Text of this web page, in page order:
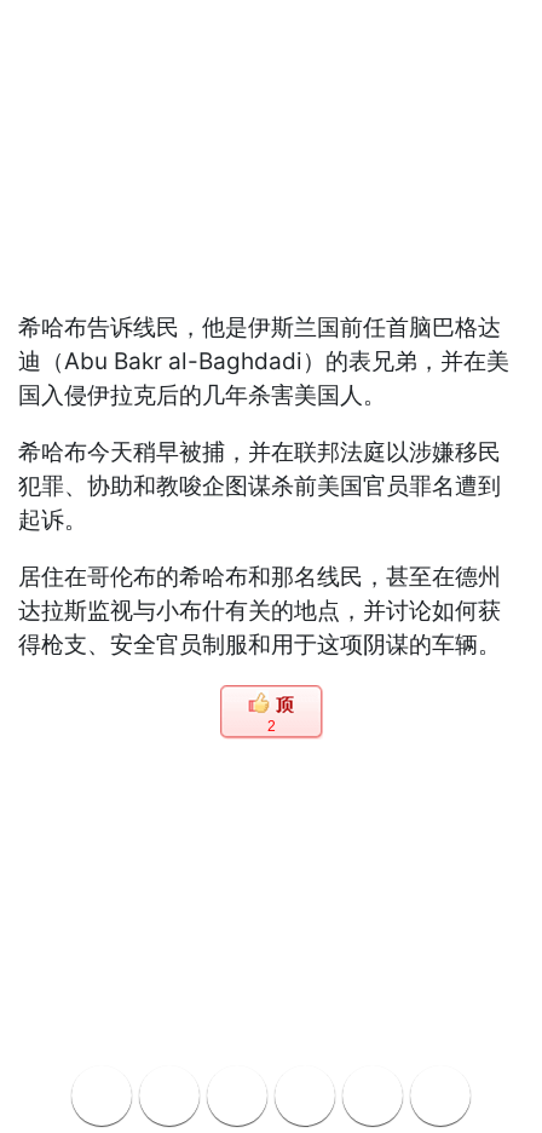
希哈布告诉线民，他是伊斯兰国前任首脑巴格达
迪（Abu Bakr al-Baghdadi）的表兄弟，并在美
国入侵伊拉克后的几年杀害美国人。
希哈布今天稍早被捕，并在联邦法庭以涉嫌移民
犯罪、协助和教唆企图谋杀前美国官员罪名遭到
起诉。
居住在哥伦布的希哈布和那名线民，甚至在德州
达拉斯监视与小布什有关的地点，并讨论如何获
得枪支、安全官员制服和用于这项阴谋的车辆。
2